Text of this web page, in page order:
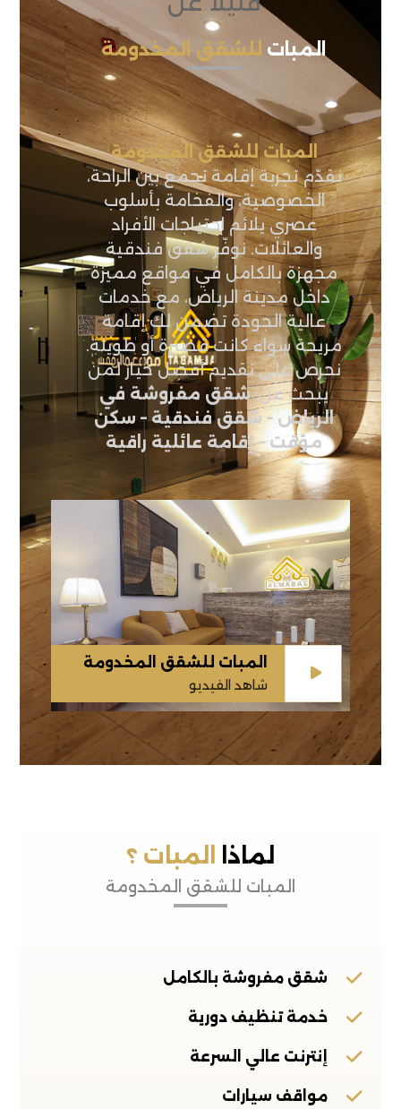
المبات للشقق المخدومة
المبات للشقق المخدومة
نقدّم تجربة إقامة تجمع بين الراحة،
الخصوصية، والفخامة بأسلوب
عصري يلائم احتياجات الأفراد
والعائلات. نوفّر شقق فندقية
مجهزة بالكامل في مواقع مميزة
داخل مدينة الرياض، مع خدمات
عالية الجودة تضمن لك إقامة
مريحة سواء كانت قصيرة أو طويلة.
نحرص على تقديم أفضل خيار لمن
يبحث عن:شقق مفروشة في
الرياض – شقق فندقية – سكن
مؤقت – إقامة عائلية راقية
المبات للشقق المخدومة
شاهد الفيديو
لماذا المبات ؟
المبات للشقق المخدومة
شقق مفروشة بالكامل
خدمة تنظيف دورية
إنترنت عالي السرعة
مواقف سيارات